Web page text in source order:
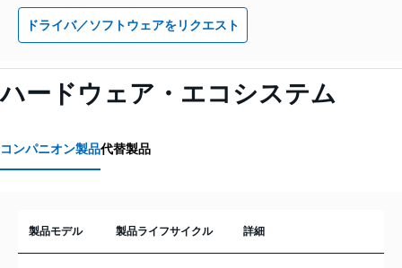
ドライバ／ソフトウェアをリクエスト
ハードウェア・エコシステム
コンパニオン製品代替製品
製品モデル 製品ライフサイクル 詳細